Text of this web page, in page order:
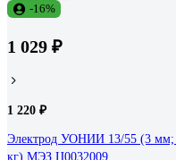
-16%
1 029 ₽
1 220 ₽
Электрод УОНИИ 13/55 (3 мм;
кг) МЭЗ Ц0032009